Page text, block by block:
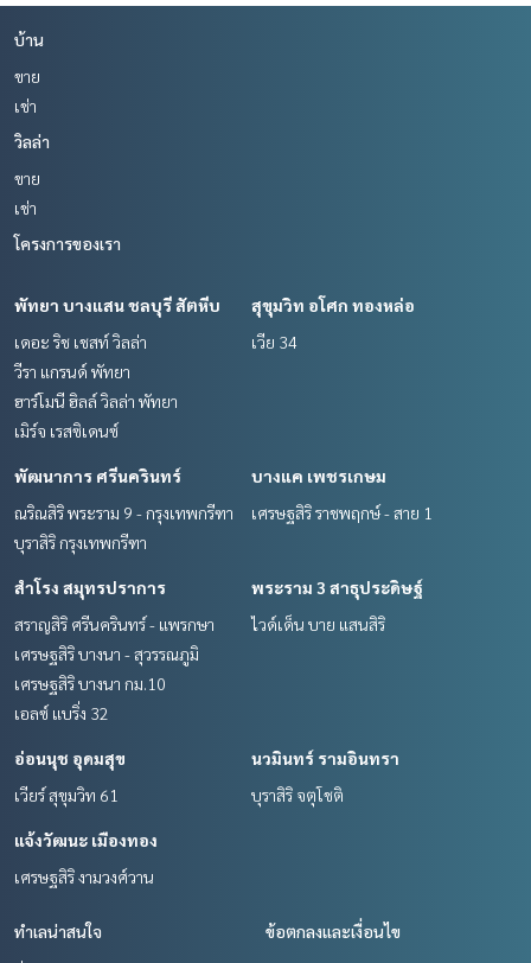
บ้าน
ขาย
เช่า
วิลล่า
ขาย
เช่า
โครงการของเรา
พัทยา บางแสน ชลบุรี สัตหีบ
เดอะ ริช เชสท์ วิลล่า
วีรา แกรนด์ พัทยา
ฮาร์โมนี ฮิลล์ วิลล่า พัทยา
เมิร์จ เรสซิเดนซ์
สุขุมวิท อโศก ทองหล่อ
เวีย 34
พัฒนาการ ศรีนครินทร์
ณริณสิริ พระราม 9 - กรุงเทพกรีฑา
บุราสิริ กรุงเทพกรีฑา
บางแค เพชรเกษม
เศรษฐสิริ ราชพฤกษ์ - สาย 1
สำโรง สมุทรปราการ
สราญสิริ ศรีนครินทร์ - แพรกษา
เศรษฐสิริ บางนา - สุวรรณภูมิ
เศรษฐสิริ บางนา กม.10
เอลซ์ แบริ่ง 32
พระราม 3 สาธุประดิษฐ์
ไวด์เด็น บาย แสนสิริ
อ่อนนุช อุดมสุข
เวียร์ สุขุมวิท 61
นวมินทร์ รามอินทรา
บุราสิริ จตุโชติ
แจ้งวัฒนะ เมืองทอง
เศรษฐสิริ งามวงศ์วาน
ทำเลน่าสนใจ
ข้อตกลงและเงื่อนไข